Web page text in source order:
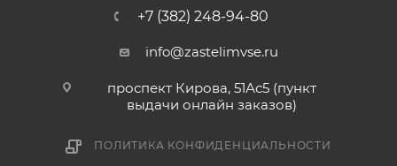
+7 (382) 248-94-80
info@zastelimvse.ru
проспект Кирова, 51Ас5 (пункт
выдачи онлайн заказов)
ПОЛИТИКА КОНФИДЕНЦИАЛЬНОСТИ